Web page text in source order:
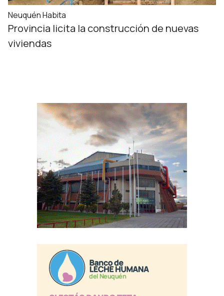
Neuquén Habita
Provincia licita la construcción de nuevas
viviendas